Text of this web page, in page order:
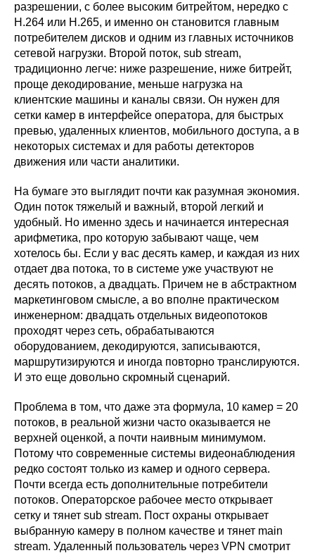
разрешении, с более высоким битрейтом, нередко с
H.264 или H.265, и именно он становится главным
потребителем дисков и одним из главных источников
сетевой нагрузки. Второй поток, sub stream,
традиционно легче: ниже разрешение, ниже битрейт,
проще декодирование, меньше нагрузка на
клиентские машины и каналы связи. Он нужен для
сетки камер в интерфейсе оператора, для быстрых
превью, удаленных клиентов, мобильного доступа, а в
некоторых системах и для работы детекторов
движения или части аналитики.
На бумаге это выглядит почти как разумная экономия.
Один поток тяжелый и важный, второй легкий и
удобный. Но именно здесь и начинается интересная
арифметика, про которую забывают чаще, чем
хотелось бы. Если у вас десять камер, и каждая из них
отдает два потока, то в системе уже участвуют не
десять потоков, а двадцать. Причем не в абстрактном
маркетинговом смысле, а во вполне практическом
инженерном: двадцать отдельных видеопотоков
проходят через сеть, обрабатываются
оборудованием, декодируются, записываются,
маршрутизируются и иногда повторно транслируются.
И это еще довольно скромный сценарий.
Проблема в том, что даже эта формула, 10 камер = 20
потоков, в реальной жизни часто оказывается не
верхней оценкой, а почти наивным минимумом.
Потому что современные системы видеонаблюдения
редко состоят только из камер и одного сервера.
Почти всегда есть дополнительные потребители
потоков. Операторское рабочее место открывает
сетку и тянет sub stream. Пост охраны открывает
выбранную камеру в полном качестве и тянет main
stream. Удаленный пользователь через VPN смотрит